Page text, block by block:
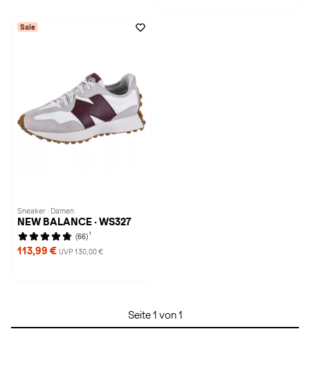
Sale
Sneaker · Damen
NEW BALANCE · WS327
(66) 1
113,99 € UVP 130,00 €
Seite 1 von 1